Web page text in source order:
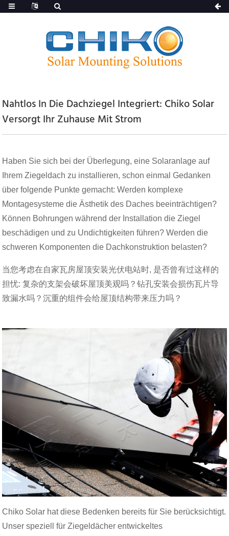
Nahtlos In Die Dachziegel Integriert: Chiko Solar
Versorgt Ihr Zuhause Mit Strom
Haben Sie sich bei der Überlegung, eine Solaranlage auf
Ihrem Ziegeldach zu installieren, schon einmal Gedanken
über folgende Punkte gemacht: Werden komplexe
Montagesysteme die Ästhetik des Daches beeinträchtigen?
Können Bohrungen während der Installation die Ziegel
beschädigen und zu Undichtigkeiten führen? Werden die
schweren Komponenten die Dachkonstruktion belasten?
当您考虑在自家瓦房屋顶安装光伏电站时, 是否曾有过这样的
担忧: 复杂的支架会破坏屋顶美观吗？钻孔安装会损伤瓦片导
致漏水吗？沉重的组件会给屋顶结构带来压力吗？
Chiko Solar hat diese Bedenken bereits für Sie berücksichtigt.
Unser speziell für Ziegeldächer entwickeltes